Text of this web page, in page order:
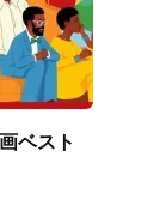
ベスト